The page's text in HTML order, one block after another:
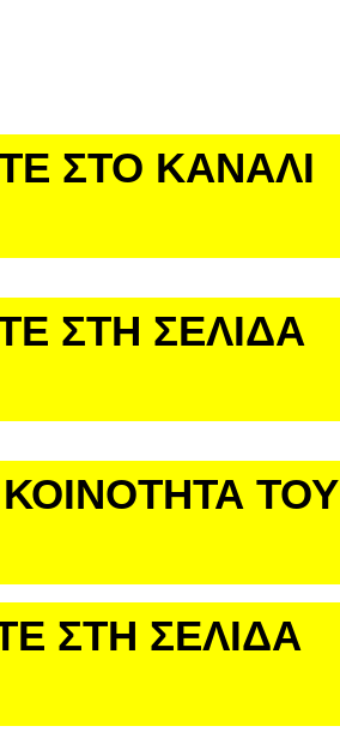
ΣΤΟ ΚΑΝΑΛΙ
ΣΤΗ ΣΕΛΙΔΑ
ΤΟΥ
ΣΤΗ ΣΕΛΙΔΑ